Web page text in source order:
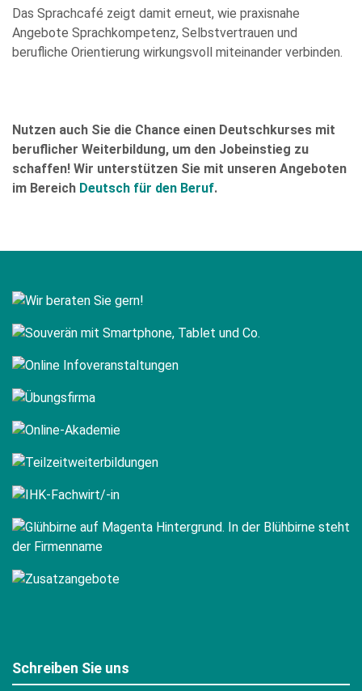
Das Sprachcafé zeigt damit erneut, wie praxisnahe
Angebote Sprachkompetenz, Selbstvertrauen und
berufliche Orientierung wirkungsvoll miteinander verbinden.
Nutzen auch Sie die Chance einen Deutschkurses mit
beruflicher Weiterbildung, um den Jobeinstieg zu
schaffen! Wir unterstützen Sie mit unseren Angeboten
im Bereich Deutsch für den Beruf.
Schreiben Sie uns